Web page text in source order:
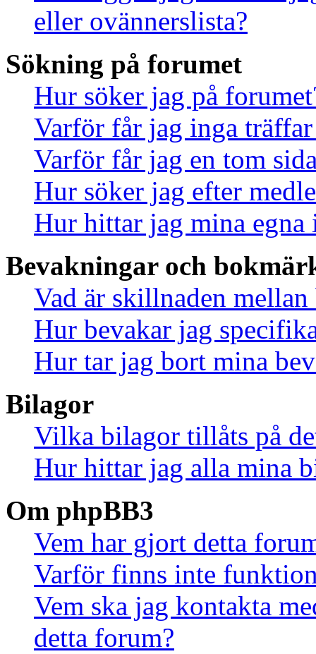
eller ovännerslista?
Sökning på forumet
Hur söker jag på
Varför får jag inga
Varför får jag en tom
Hur söker jag efter
Hur hittar jag mina egna
Bevakningar och
Vad är skillnaden
Hur bevakar jag
Hur tar jag bort mina
Bilagor
Vilka bilagor tillåts på
Hur hittar jag alla mina
Om phpBB3
Vem har gjort detta
Varför finns inte
Vem ska jag kontakta
detta forum?